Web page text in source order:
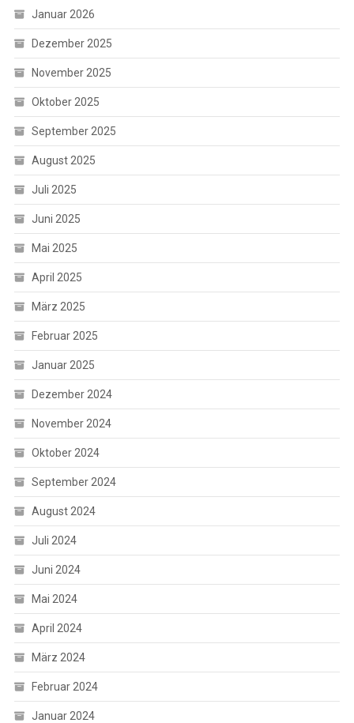
Januar 2026
Dezember 2025
November 2025
Oktober 2025
September 2025
August 2025
Juli 2025
Juni 2025
Mai 2025
April 2025
März 2025
Februar 2025
Januar 2025
Dezember 2024
November 2024
Oktober 2024
September 2024
August 2024
Juli 2024
Juni 2024
Mai 2024
April 2024
März 2024
Februar 2024
Januar 2024